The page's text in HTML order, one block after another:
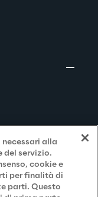
alla
del servizio.
cookie e
per finalità di
parti. Questo